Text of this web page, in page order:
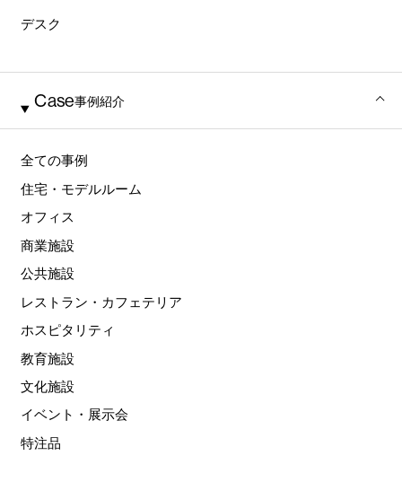
デスク
Case事例紹介
全ての事例
住宅・モデルルーム
オフィス
商業施設
公共施設
レストラン・カフェテリア
ホスピタリティ
教育施設
文化施設
イベント・展示会
特注品